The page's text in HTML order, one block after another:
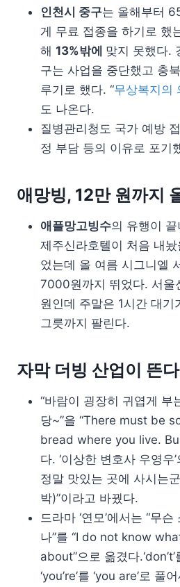
인천시 중구는 올해부터
게 무료 접종을 하기로 했
해 13%밖에 맞지 못했다.
구는 사업을 중단했고 충
루기로 했다. “무상복지의
도 나온다.
질병관리청도 국가 예방
정 부담 등의 이유로 포기
애망빙, 12만 원까지
애플망고빙수의 유행이
제주신라호텔이 처음 내
었는데 올 여름 시그니엘
7000원까지 뛰었다. 서
원인데 주말은 1시간 대
그릇까지 팔린다.
자막 더빙 산업이 뜬
“바람이 굉장히 귀엽게 부
당~”을 “There must be
bread where you live.
다. ‘이상한 변호사 우영우
정말 맛있는 곳에 사시는
박)”이라고 바꿨다.
드라마 ‘연모’에서는 “무
나”를 “I do not know
about”으로 옮겼다.‘don’t’
‘you’re’를 ‘you are’로 풀